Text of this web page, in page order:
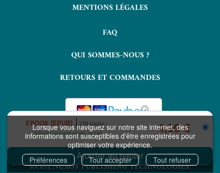
Lorsque vous naviguez sur notre site internet, des
informations sont susceptibles d'être enregistrées pour
optimiser votre expérience.
Préférences
Tout accepter Tout refuser
EBOOK [EPUB]
258 pages
Téléchargement après achat
4,99 €
MENTIONS LÉGALES
FAQ
QUI SOMMES-NOUS ?
RETOURS ET COMMANDES
COPYRIGHT © 2026 LAVOISIER ET NUXOS PUBLISHING TECHNOLOGIES.
IZIBOOK®ETIZIBOOKS®SONT DES MARQUES DÉPOSÉES DE LA
SOCIÉTÉNUXOS PUBLISHING TECHNOLOGIES.